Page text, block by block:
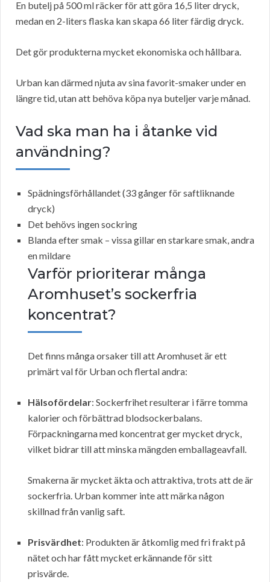
En butelj på 500 ml räcker för att göra 16,5 liter dryck,
medan en 2-liters flaska kan skapa 66 liter färdig dryck.
Det gör produkterna mycket ekonomiska och hållbara.
Urban kan därmed njuta av sina favorit-smaker under en
längre tid, utan att behöva köpa nya buteljer varje månad.
Vad ska man ha i åtanke vid
användning?
Spädningsförhållandet (33 gånger för saftliknande
dryck)
Det behövs ingen sockring
Blanda efter smak – vissa gillar en starkare smak, andra
en mildare
Varför prioriterar många
Aromhuset’s sockerfria
koncentrat?
Det finns många orsaker till att Aromhuset är ett
primärt val för Urban och flertal andra:
Hälsofördelar: Sockerfrihet resulterar i färre tomma
kalorier och förbättrad blodsockerbalans.
Förpackningarna med koncentrat ger mycket dryck,
vilket bidrar till att minska mängden emballageavfall.
Smakerna är mycket äkta och attraktiva, trots att de är
sockerfria. Urban kommer inte att märka någon
skillnad från vanlig saft.
Prisvärdhet: Produkten är åtkomlig med fri frakt på
nätet och har fått mycket erkännande för sitt
prisvärde.